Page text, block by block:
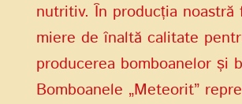
nutritiv. În producția noastră
miere de înaltă calitate
producerea bomboanelor și
Bomboanele „Meteorit”